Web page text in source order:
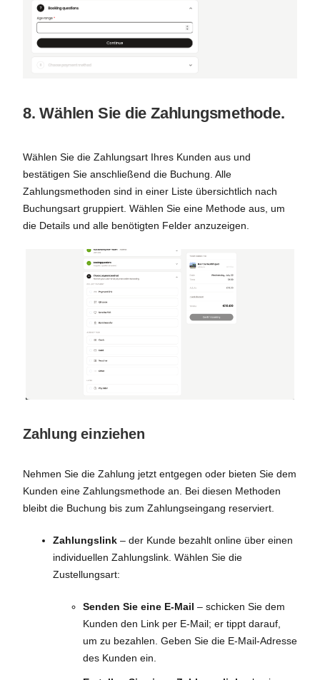
8. Wählen Sie die Zahlungsmethode.
Wählen Sie die Zahlungsart Ihres Kunden aus und
bestätigen Sie anschließend die Buchung. Alle
Zahlungsmethoden sind in einer Liste übersichtlich nach
Buchungsart gruppiert. Wählen Sie eine Methode aus, um
die Details und alle benötigten Felder anzuzeigen.
Zahlung einziehen
Nehmen Sie die Zahlung jetzt entgegen oder bieten Sie dem
Kunden eine Zahlungsmethode an. Bei diesen Methoden
bleibt die Buchung bis zum Zahlungseingang reserviert.
Zahlungslink – der Kunde bezahlt online über einen
individuellen Zahlungslink. Wählen Sie die
Zustellungsart:
Senden Sie eine E-Mail – schicken Sie dem
Kunden den Link per E-Mail; er tippt darauf,
um zu bezahlen. Geben Sie die E-Mail-Adresse
des Kunden ein.